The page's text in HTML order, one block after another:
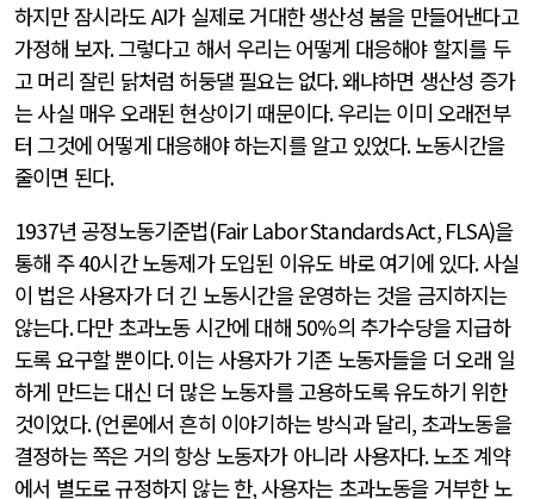
하지만 잠시라도AI가 실제로 거대한 생산성 붐을 만들어낸다고
가정해 보자.그렇다고 해서 우리는 어떻게 대응해야 할지를 두
고 머리 잘린 닭처럼 허둥댈 필요는 없다.왜냐하면 생산성 증가
는 사실 매우 오래된 현상이기 때문이다.우리는 이미 오래전부
터 그것에 어떻게 대응해야 하는지를 알고 있었다.노동시간을
줄이면 된다.
1937년 공정노동기준법(Fair Labor Standards Act, FLSA)을
통해 주40시간 노동제가 도입된 이유도 바로 여기에 있다.사실
이 법은 사용자가 더 긴 노동시간을 운영하는 것을 금지하지는
않는다.다만 초과노동 시간에 대해 50%의 추가수당을 지급하
도록 요구할 뿐이다.이는 사용자가 기존 노동자들을 더 오래 일
하게 만드는 대신 더 많은 노동자를 고용하도록 유도하기 위한
것이었다. (언론에서 흔히 이야기하는 방식과 달리, 초과노동을
결정하는 쪽은 거의 항상 노동자가 아니라 사용자다.노조 계약
에서 별도로 규정하지 않는 한,사용자는 초과노동을 거부한 노